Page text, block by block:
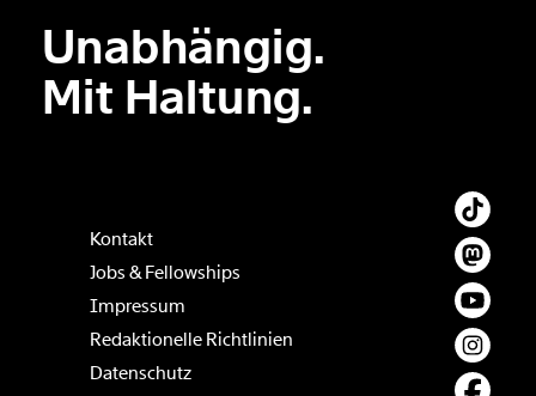
Unabhängig.
Mit Haltung.
Kontakt
Jobs & Fellowships
Impressum
Redaktionelle Richtlinien
Datenschutz